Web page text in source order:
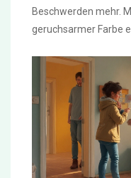
Beschwerden mehr.
geruchsarmer Farbe